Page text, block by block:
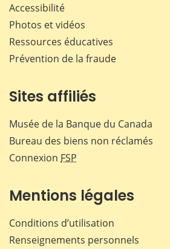
Accessibilité
Photos et vidéos
Ressources éducatives
Prévention de la fraude
Sites affiliés
Musée de la Banque du Canada
Bureau des biens non réclamés
Connexion FSP
Mentions légales
Conditions d’utilisation
Renseignements personnels